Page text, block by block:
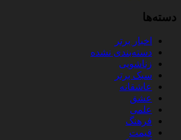
دسته‌ها
اخبار برتر
دسته‌بندی نشده
زناشویی
سبک برتر
عاشقانه
عشق
علمی
فرهنگ
قیمت